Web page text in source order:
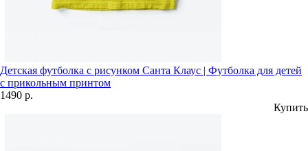
Детская футболка с рисунком Санта Клаус | Футболка для детей
с прикольным принтом
1490 р.
Купить